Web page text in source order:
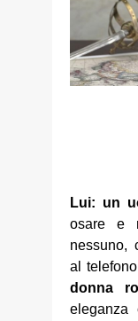
Lui: un
osare e
nessuno,
al
donna
eleganza